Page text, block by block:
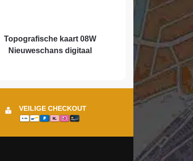
Topografische kaart 08W
Nieuweschans digitaal
VEILIGE CHECKOUT